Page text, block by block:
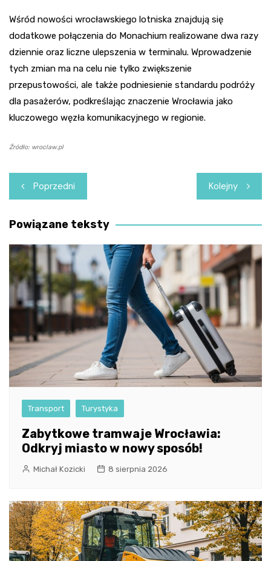
Wśród nowości wrocławskiego lotniska znajdują się
dodatkowe połączenia do Monachium realizowane dwa razy
dziennie oraz liczne ulepszenia w terminalu. Wprowadzenie
tych zmian ma na celu nie tylko zwiększenie
przepustowości, ale także podniesienie standardu podróży
dla pasażerów, podkreślając znaczenie Wrocławia jako
kluczowego węzła komunikacyjnego w regionie.
Źródło: wroclaw.pl
Nawigacja
wpisu
Poprzedni Kolejny
Powiązane teksty
Transport Turystyka
Zabytkowe tramwaje Wrocławia:
Odkryj miasto w nowy sposób!
Michał Kozicki 8 sierpnia 2026